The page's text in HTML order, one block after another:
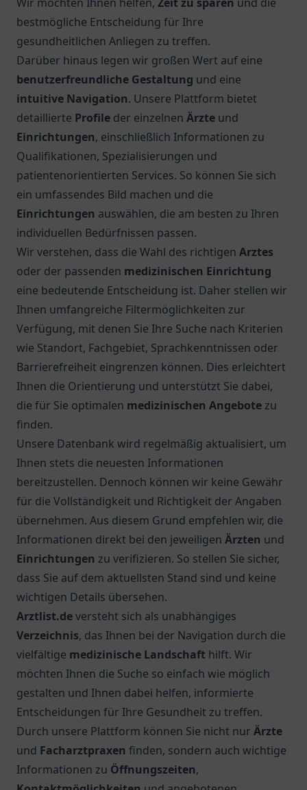
bestmögliche Entscheidung für Ihre
gesundheitlichen Anliegen zu treffen.
Darüber hinaus legen wir großen Wert auf eine
benutzerfreundliche Gestaltung und eine
intuitive Navigation. Unsere Plattform bietet
detaillierte Profile der einzelnen Ärzte und
Einrichtungen, einschließlich Informationen zu
Qualifikationen, Spezialisierungen und
patientenorientierten Services. So können Sie sich
ein umfassendes Bild machen und die
Einrichtungen auswählen, die am besten zu Ihren
individuellen Bedürfnissen passen.
Wir verstehen, dass die Wahl des richtigen Arztes
oder der passenden medizinischen Einrichtung
eine bedeutende Entscheidung ist. Daher stellen wir
Ihnen umfangreiche Filtermöglichkeiten zur
Verfügung, mit denen Sie Ihre Suche nach Kriterien
wie Standort, Fachgebiet, Sprachkenntnissen oder
Barrierefreiheit eingrenzen können. Dies erleichtert
Ihnen die Orientierung und unterstützt Sie dabei,
die für Sie optimalen medizinischen Angebote zu
finden.
Unsere Datenbank wird regelmäßig aktualisiert, um
Ihnen stets die neuesten Informationen
bereitzustellen. Dennoch können wir keine Gewähr
für die Vollständigkeit und Richtigkeit der Angaben
übernehmen. Aus diesem Grund empfehlen wir, die
Informationen direkt bei den jeweiligen Ärzten und
Einrichtungen zu verifizieren. So stellen Sie sicher,
dass Sie auf dem aktuellsten Stand sind und keine
wichtigen Details übersehen.
Arztlist.deversteht sich als unabhängiges
Verzeichnis, das Ihnen bei der Navigation durch die
vielfältige medizinische Landschaft hilft. Wir
möchten Ihnen die Suche so einfach wie möglich
gestalten und Ihnen dabei helfen, informierte
Entscheidungen für Ihre Gesundheit zu treffen.
Durch unsere Plattform können Sie nicht nur Ärzte
und Facharztpraxen finden, sondern auch wichtige
Informationen zu Öffnungszeiten,